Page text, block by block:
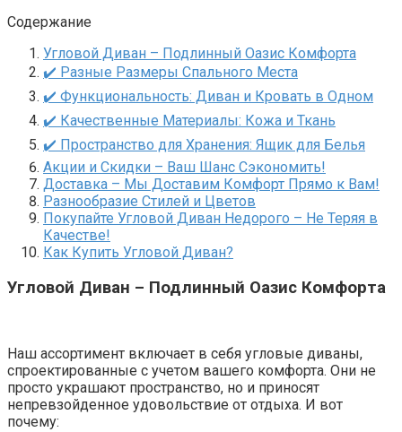
Содержание
Угловой Диван – Подлинный Оазис Комфорта
✔️ Разные Размеры Спального Места
✔️ Функциональность: Диван и Кровать в Одном
✔️ Качественные Материалы: Кожа и Ткань
✔️ Пространство для Хранения: Ящик для Белья
Акции и Скидки – Ваш Шанс Сэкономить!
Доставка – Мы Доставим Комфорт Прямо к Вам!
Разнообразие Стилей и Цветов
Покупайте Угловой Диван Недорого – Не Теряя в
Качестве!
Как Купить Угловой Диван?
Угловой Диван – Подлинный Оазис Комфорта
Наш ассортимент включает в себя угловые диваны,
спроектированные с учетом вашего комфорта. Они не
просто украшают пространство, но и приносят
непревзойденное удовольствие от отдыха. И вот
почему: